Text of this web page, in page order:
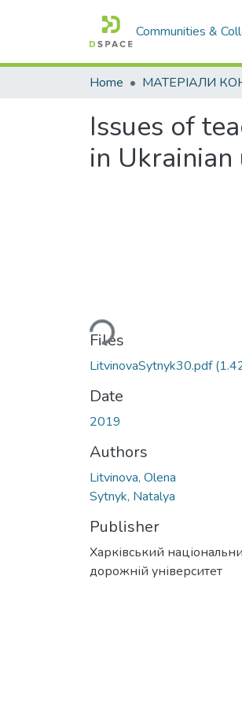
Communities &
Home
Issues of
in
Loading...
Files
LitvinovaSytnyk30.pdf
Date
2019
Authors
Litvinova, Olena
Sytnyk, Natalya
Publisher
Харківський
дорожній університет